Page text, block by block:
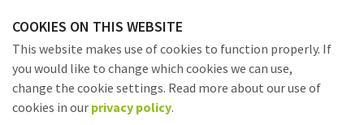
links
Jump
to
navigation
COOKIES ON THIS WEBSITE
This website makes use of cookies to function properly. If
you would like to change which cookies we can use,
change the cookie settings. Read more about our use of
cookies in our privacy policy.